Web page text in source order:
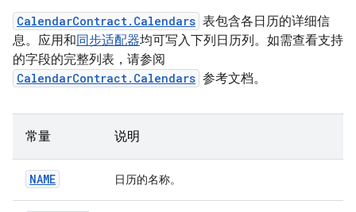
CalendarContract.Calendars 表包含各日历的详细信
息。应用和同步适配器均可写入下列日历列。如需查看支持
的字段的完整列表，请参阅
CalendarContract.Calendars 参考文档。
常量 说明
NAME 日历的名称。